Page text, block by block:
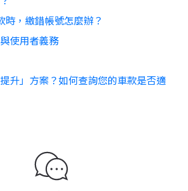
時，繳錯帳號怎麼辦？
使用者義務
升」方案？如何查詢您的車款是否適